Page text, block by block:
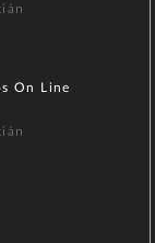
On Line